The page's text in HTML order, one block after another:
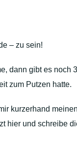
– zu sein!
dann gibt es noch
zum Putzen hatte.
kurzerhand
hier und schreibe